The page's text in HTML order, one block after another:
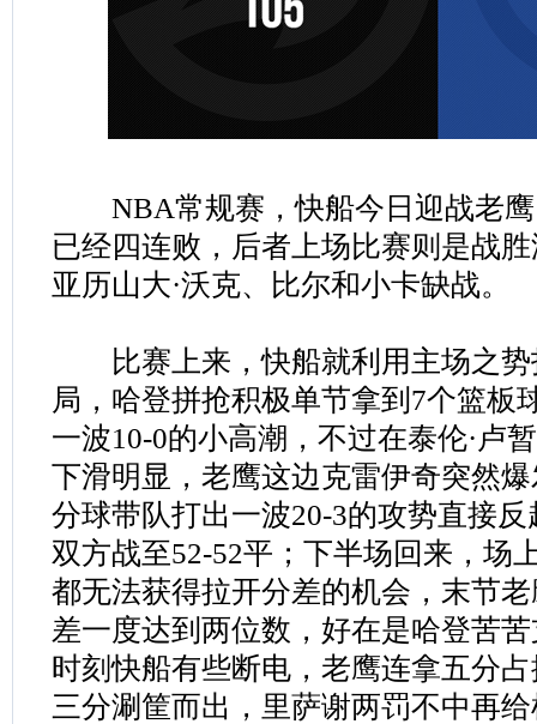
NBA常规赛，快船今日迎战老鹰
已经四连败，后者上场比赛则是战
亚历山大·沃克、比尔和小卡缺战。
比赛上来，快船就利用主场之势
局，哈登拼抢积极单节拿到7个篮板
一波10-0的小高潮，不过在泰伦·卢
下滑明显，老鹰这边克雷伊奇突然
分球带队打出一波20-3的攻势直接
双方战至52-52平；下半场回来，场
都无法获得拉开分差的机会，末节
差一度达到两位数，好在是哈登苦
时刻快船有些断电，老鹰连拿五分
三分涮筐而出，里萨谢两罚不中再